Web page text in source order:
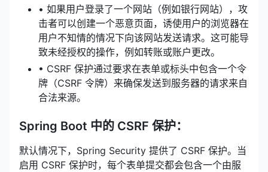
• 如果用户登录了一个网站（例如银行网站），攻
击者可以创建一个恶意页面，诱使用户的浏览器在
用户不知情的情况下向该网站发送请求。这可能导
致未经授权的操作，例如转账或账户更改。
• CSRF 保护通过要求在表单或标头中包含一个令
牌（CSRF 令牌）来确保发送到服务器的请求来自
合法来源。
Spring Boot 中的 CSRF 保护：
默认情况下，Spring Security 提供了 CSRF 保护。当
启用 CSRF 保护时，每个表单提交都会包含一个由服